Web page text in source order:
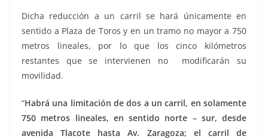
Dicha reducción a un carril se hará únicamente en
sentido a Plaza de Toros y en un tramo no mayor a 750
metros lineales, por lo que los cinco kilómetros
restantes que se intervienen no modificarán su
movilidad.
“Habrá una limitación de dos a un carril, en solamente
750 metros lineales, en sentido norte – sur, desde
avenida Tlacote hasta Av. Zaragoza; el carril de